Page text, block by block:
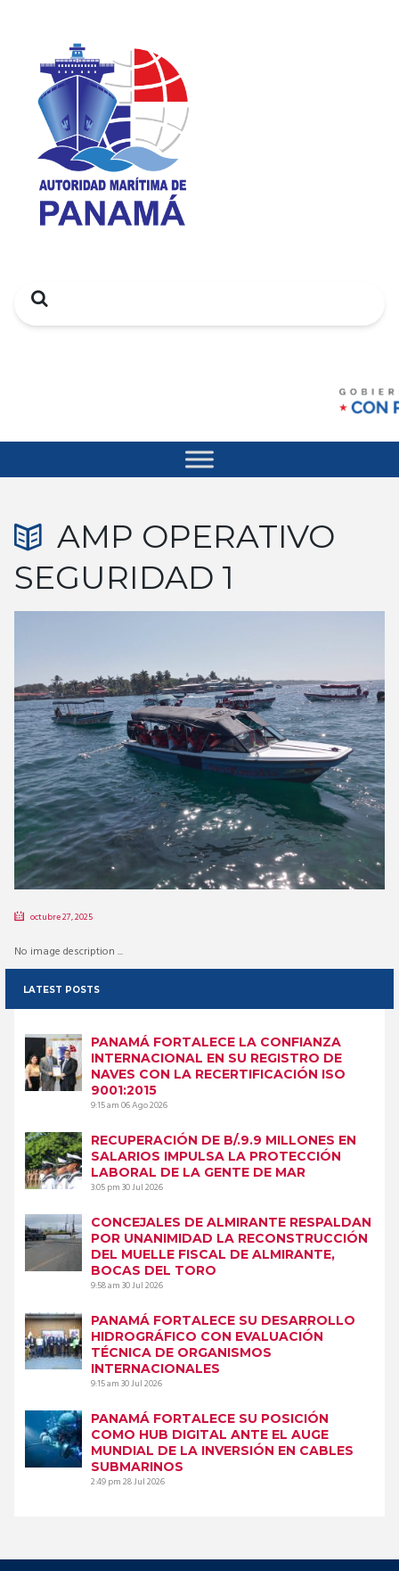
Search
AMP OPERATIVO
SEGURIDAD 1
octubre 27, 2025
No image description ...
LATEST POSTS
PANAMÁ FORTALECE LA CONFIANZA
INTERNACIONAL EN SU REGISTRO DE
NAVES CON LA RECERTIFICACIÓN ISO
9001:2015
9:15 am06 Ago 2026
RECUPERACIÓN DE B/.9.9 MILLONES EN
SALARIOS IMPULSA LA PROTECCIÓN
LABORAL DE LA GENTE DE MAR
3:05 pm30 Jul 2026
CONCEJALES DE ALMIRANTE RESPALDAN
POR UNANIMIDAD LA RECONSTRUCCIÓN
DEL MUELLE FISCAL DE ALMIRANTE,
BOCAS DEL TORO
9:58 am30 Jul 2026
PANAMÁ FORTALECE SU DESARROLLO
HIDROGRÁFICO CON EVALUACIÓN
TÉCNICA DE ORGANISMOS
INTERNACIONALES
9:15 am30 Jul 2026
PANAMÁ FORTALECE SU POSICIÓN
COMO HUB DIGITAL ANTE EL AUGE
MUNDIAL DE LA INVERSIÓN EN CABLES
SUBMARINOS
2:49 pm28 Jul 2026